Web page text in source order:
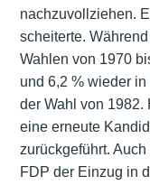
nachzuvollziehen.
scheiterte.
Wahlen von 1970
und 6,2 % wieder
der Wahl von 1982.
eine erneute
zurückgeführt.
FDP der Einzug in